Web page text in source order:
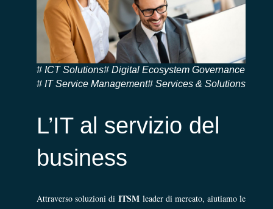
ICT Solutions
Digital Ecosystem Governance
IT Service Management
Services & Solutions
L’IT al servizio del
business
Attraverso soluzioni di ITSM leader di mercato, aiutiamo le